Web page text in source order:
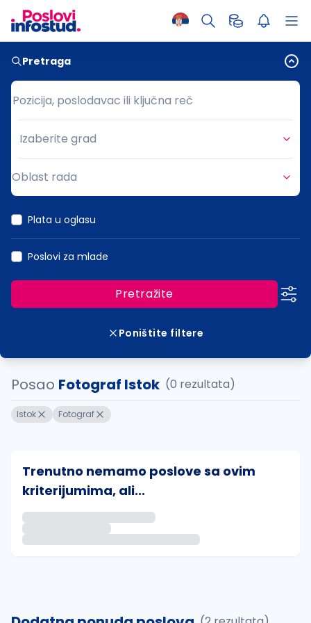
Pretraga
Pozicija, poslodavac ili ključna reč
Pozicija, poslodavac ili ključna reč
Grad
Izaberite grad
Oblast rada
Plata u oglasu
Poslovi za mlade
Pretražite
Poništite filtere
Posao Fotograf Istok (0 rezultata)
Istok Fotograf
Trenutno nemamo poslove sa ovim
kriterijumima, ali...